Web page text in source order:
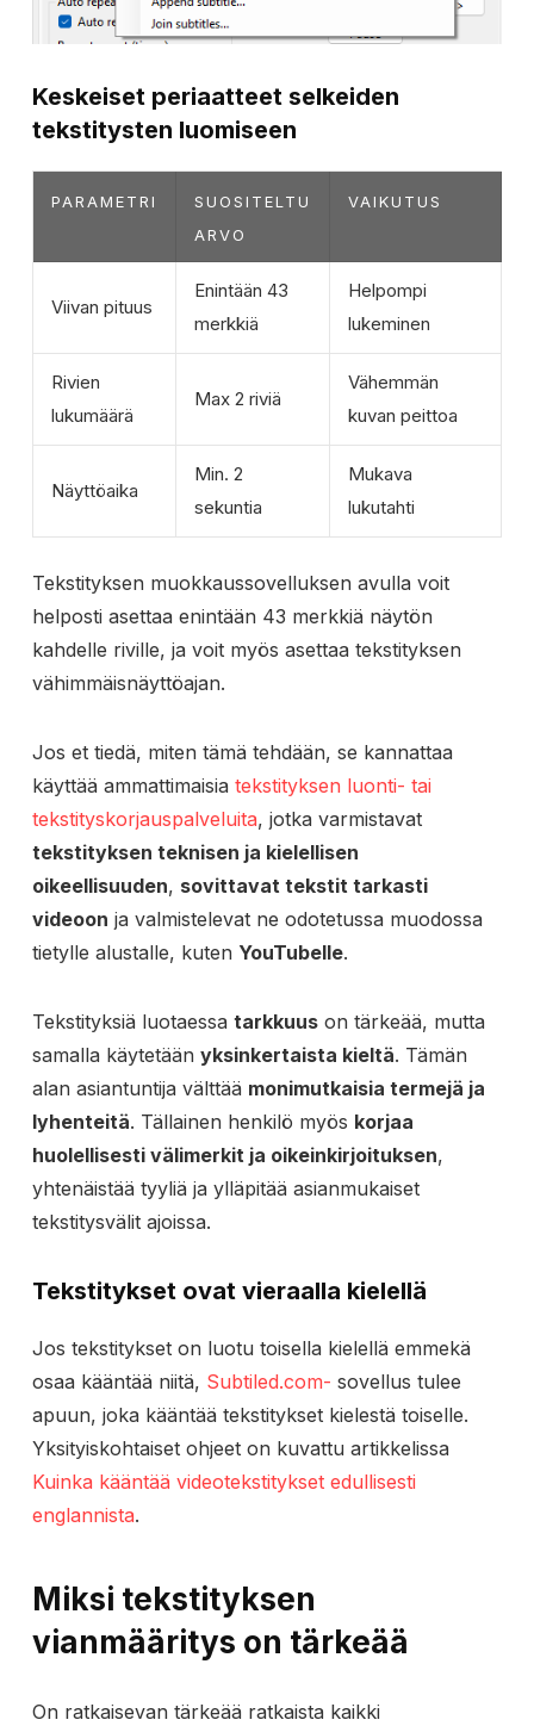
Keskeiset periaatteet selkeiden
tekstitysten luomiseen
PARAMETRI
SUOSITELTU
ARVO
VAIKUTUS
Viivan pituus
Enintään 43
merkkiä
Helpompi
lukeminen
Rivien
lukumäärä
Max 2 riviä
Vähemmän
kuvan peittoa
Näyttöaika
Min. 2
sekuntia
Mukava
lukutahti
Tekstityksen muokkaussovelluksen avulla voit
helposti asettaa enintään 43 merkkiä näytön
kahdelle riville, ja voit myös asettaa tekstityksen
vähimmäisnäyttöajan.
Jos et tiedä, miten tämä tehdään, se kannattaa
käyttää ammattimaisia tekstityksen luonti- tai
tekstityskorjauspalveluita, jotka varmistavat
tekstityksen teknisen ja kielellisen
oikeellisuuden, sovittavat tekstit tarkasti
videoon ja valmistelevat ne odotetussa muodossa
tietylle alustalle, kuten YouTubelle.
Tekstityksiä luotaessa tarkkuus on tärkeää, mutta
samalla käytetään yksinkertaista kieltä. Tämän
alan asiantuntija välttää monimutkaisia termejä ja
lyhenteitä. Tällainen henkilö myös korjaa
huolellisesti välimerkit ja oikeinkirjoituksen,
yhtenäistää tyyliä ja ylläpitää asianmukaiset
tekstitysvälit ajoissa.
Tekstitykset ovat vieraalla kielellä
Jos tekstitykset on luotu toisella kielellä emmekä
osaa kääntää niitä, Subtiled.com- sovellus tulee
apuun, joka kääntää tekstitykset kielestä toiselle.
Yksityiskohtaiset ohjeet on kuvattu artikkelissa
Kuinka kääntää videotekstitykset edullisesti
englannista.
Miksi tekstityksen
vianmääritys on tärkeää
On ratkaisevan tärkeää ratkaista kaikki